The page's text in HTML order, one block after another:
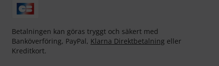
Betalningen kan göras tryggt och säkert med
Banköverföring, PayPal, Klarna Direktbetalning eller
Kreditkort.